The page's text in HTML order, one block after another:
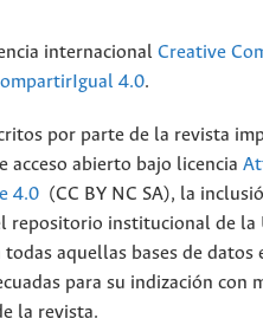
internacional Creative
4.0.
por parte de la revista
acceso abierto bajo licencia
4.0 (CC BY NC SA), la
repositorio institucional de la
aquellas bases de datos
para su indización con
la revista.